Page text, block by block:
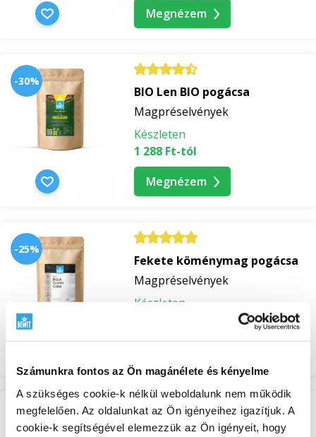
Számunkra fontos az Ön magánélete és kényelme
A szükséges cookie-k nélkül weboldalunk nem működik
megfelelően. Az oldalunkat az Ön igényeihez igazítjuk. A
cookie-k segítségével elemezzük az Ön igényeit, hogy
Megnézem
-30%
BIO Len BIO pogácsa
Magpréselvények
Készleten
1 288 Ft-tól
Megnézem
-25%
Fekete köménymag pogácsa
Magpréselvények
Készleten
Len prés pogácsa